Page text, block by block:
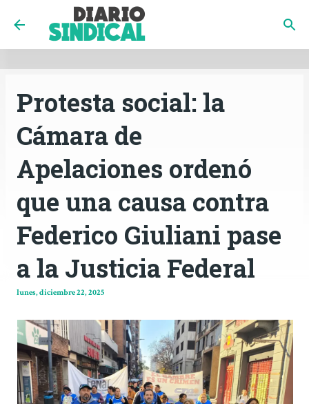
INICIO CÓRDOBA
Ir al contenido principal
Protesta social: la
Cámara de
Apelaciones ordenó
que una causa contra
Federico Giuliani pase
a la Justicia Federal
lunes, diciembre 22, 2025